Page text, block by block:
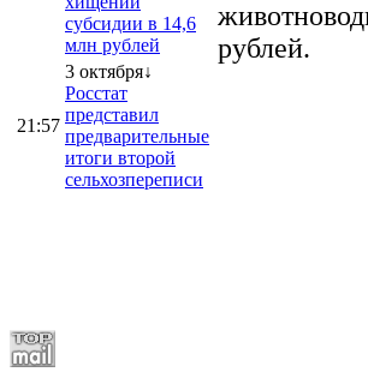
субсидии в 14,6
млн рублей
21:57
3 октября↓
Росстат
представил
предварительные
итоги второй
сельхозпереписи
рублей.